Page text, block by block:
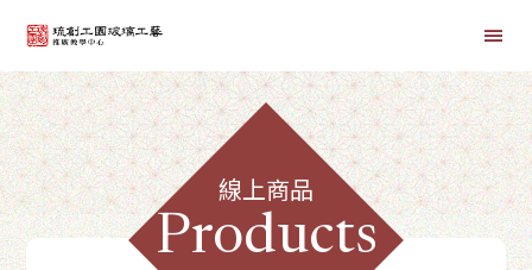
首頁
線上課程
線上商品
Products